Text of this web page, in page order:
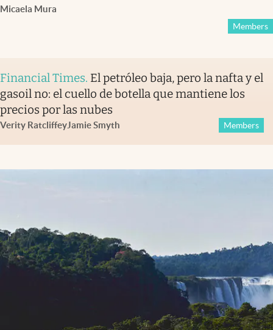
Micaela Mura
Members
Financial Times. El petróleo baja, pero la nafta y el
gasoil no: el cuello de botella que mantiene los
precios por las nubes
Verity RatcliffeyJamie Smyth Members